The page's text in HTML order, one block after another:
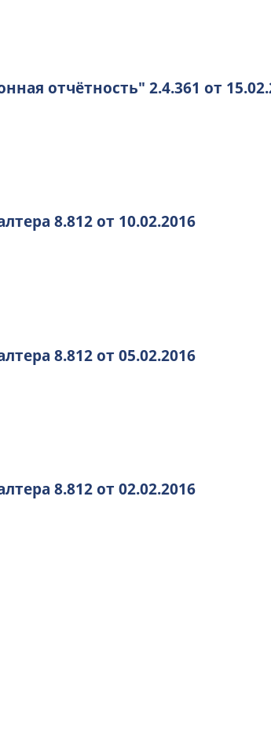
отчётность" 2.4.361 от
8.812 от 10.02.2016
8.812 от 05.02.2016
8.812 от 02.02.2016